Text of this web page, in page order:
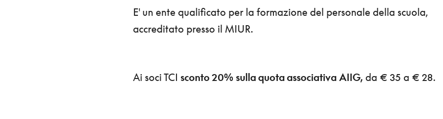
E' un ente qualificato per la formazione del personale della scuola,
accreditato presso il MIUR.
Ai soci TCI sconto 20% sulla quota associativa AIIG, da € 35 a € 28.